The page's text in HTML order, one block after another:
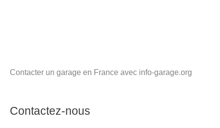
Contacter un garage en France avec info-garage.org
Contactez-nous